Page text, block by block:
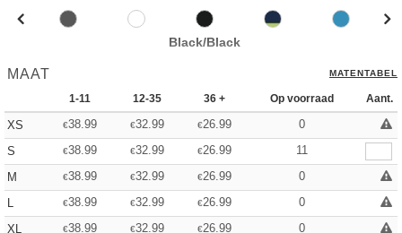
Black/Black
MAAT MATENTABEL
1-11 12-35 36 + Op voorraad Aant.
XS €38.99 €32.99 €26.99
0
S
€38.99 €32.99 €26.99
11
M
€38.99 €32.99 €26.99
0
L
€38.99 €32.99 €26.99
0
XL
€38.99 €32.99 €26.99 0